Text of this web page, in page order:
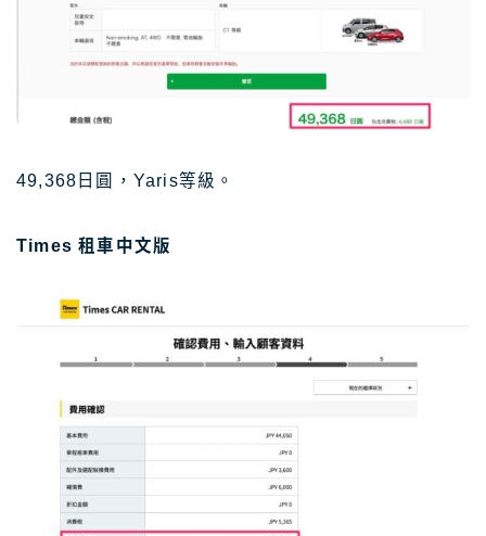
49,368日圓，Yaris等級。
Times 租車中文版